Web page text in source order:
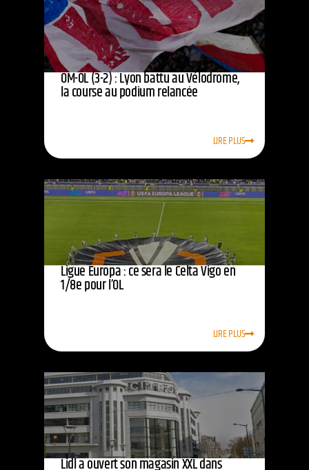
OM-OL (3-2) : Lyon battu au Vélodrome,
la course au podium relancée
LIRE PLUS
Ligue Europa : ce sera le Celta Vigo en
1/8e pour l’OL
LIRE PLUS
Lidl a ouvert son magasin XXL dans